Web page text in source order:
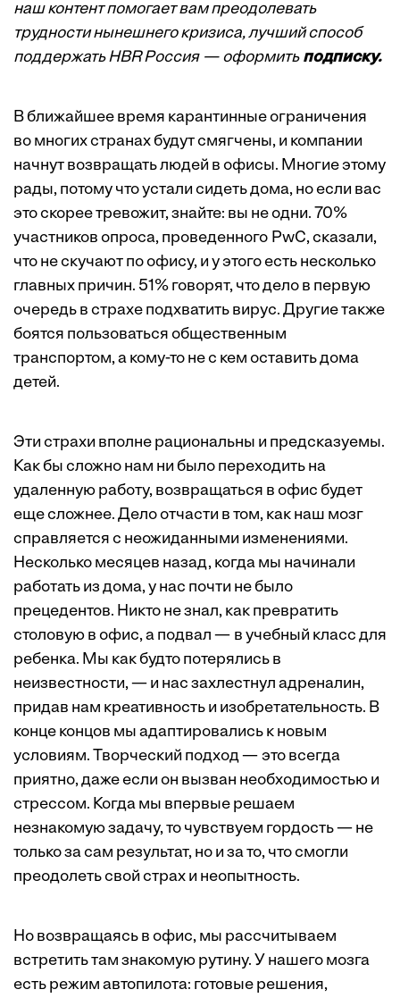
наш контент помогает вам преодолевать
трудности нынешнего кризиса, лучший способ
поддержать HBR Россия — оформить подписку.
В ближайшее время карантинные ограничения
во многих странах будут смягчены, и компании
начнут возвращать людей в офисы. Многие этому
рады, потому что устали сидеть дома, но если вас
это скорее тревожит, знайте: вы не одни. 70%
участников опроса, проведенного PwC, сказали,
что не скучают по офису, и у этого есть несколько
главных причин. 51% говорят, что дело в первую
очередь в страхе подхватить вирус. Другие также
боятся пользоваться общественным
транспортом, а кому-то не с кем оставить дома
детей.
Эти страхи вполне рациональны и предсказуемы.
Как бы сложно нам ни было переходить на
удаленную работу, возвращаться в офис будет
еще сложнее. Дело отчасти в том, как наш мозг
справляется с неожиданными изменениями.
Несколько месяцев назад, когда мы начинали
работать из дома, у нас почти не было
прецедентов. Никто не знал, как превратить
столовую в офис, а подвал — в учебный класс для
ребенка. Мы как будто потерялись в
неизвестности, — и нас захлестнул адреналин,
придав нам креативность и изобретательность. В
конце концов мы адаптировались к новым
условиям. Творческий подход — это всегда
приятно, даже если он вызван необходимостью и
стрессом. Когда мы впервые решаем
незнакомую задачу, то чувствуем гордость — не
только за сам результат, но и за то, что смогли
преодолеть свой страх и неопытность.
Но возвращаясь в офис, мы рассчитываем
встретить там знакомую рутину. У нашего мозга
есть режим автопилота: готовые решения,